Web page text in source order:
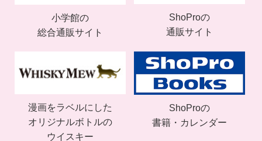
小学館の
総合通販サイト
ShoProの
通販サイト
漫画をラベルにした
オリジナルボトルの
ウイスキー
ShoProの
書籍・カレンダー